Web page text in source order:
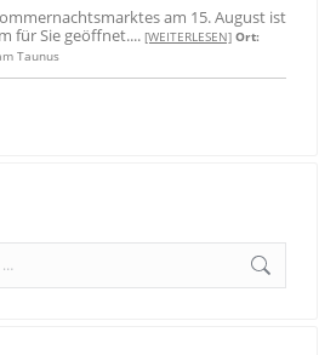
am 15. August ist
für Sie geöffnet.... [WEITERLESEN] Ort:
Taunus